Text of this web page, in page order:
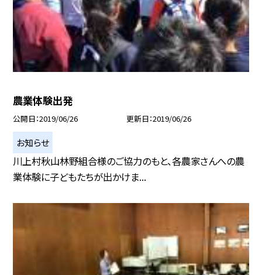
農業体験出発
公開日 2019/06/26 更新日 2019/06/26
お知らせ
川上村秋山林野組合様のご協力のもと、各農家さんへの農
業体験に子どもたちが出かけま...